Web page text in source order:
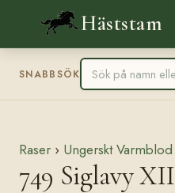
Häststam
SNABBSÖK
Raser › Ungerskt Varmblod
749 Siglavy XII